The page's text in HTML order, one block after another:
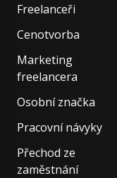
Freelanceři
Cenotvorba
Marketing
freelancera
Osobní značka
Pracovní návyky
Přechod ze
zaměstnání